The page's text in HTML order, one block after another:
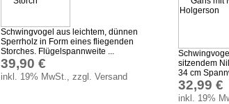
Schwingvogel aus leichtem, dünnen
Sperrholz in Form eines fliegenden
Storches. Flügelspannweite ...
39,90 €
inkl. 19% MwSt., zzgl. Versand
sitzendem
34 cm
32,99 €
inkl. 19%